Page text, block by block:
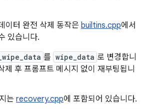
이터 완전 삭제 동작은 builtins.cpp에서
있습니다.
를 wipe_data 로 변경합니
제 후 프롬프트 메시지 없이 재부팅됩니
는 recovery.cpp에 포함되어 있습니다.